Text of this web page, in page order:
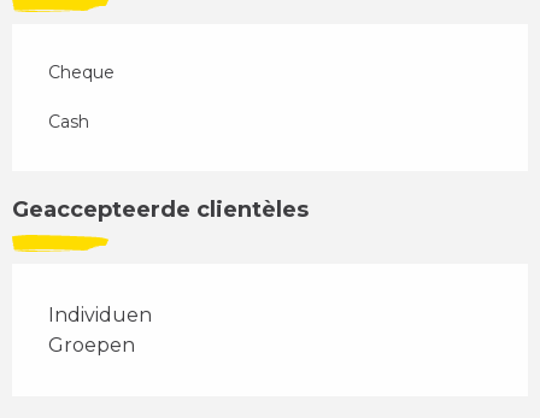
Cheque
Cash
Geaccepteerde clientèles
Individuen
Groepen